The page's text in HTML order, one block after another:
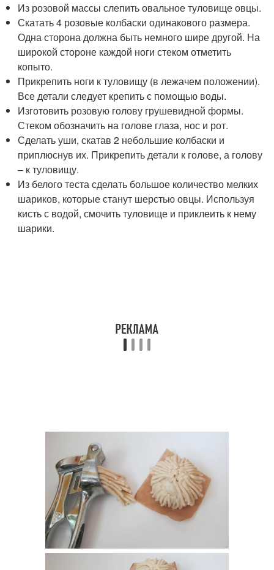
Из розовой массы слепить овальное туловище овцы.
Скатать 4 розовые колбаски одинакового размера.
Одна сторона должна быть немного шире другой. На
широкой стороне каждой ноги стеком отметить
копыто.
Прикрепить ноги к туловищу (в лежачем положении).
Все детали следует крепить с помощью воды.
Изготовить розовую голову грушевидной формы.
Стеком обозначить на голове глаза, нос и рот.
Сделать уши, скатав 2 небольшие колбаски и
приплюснув их. Прикрепить детали к голове, а голову
– к туловищу.
Из белого теста сделать большое количество мелких
шариков, которые станут шерстью овцы. Используя
кисть с водой, смочить туловище и приклеить к нему
шарики.